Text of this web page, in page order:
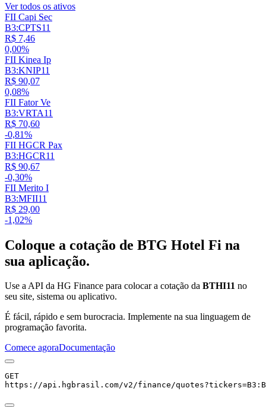
Ver todos os ativos
FII Capi Sec
B3:CPTS11
R$ 7,46
0,00%
FII Kinea Ip
B3:KNIP11
R$ 90,07
0,08%
FII Fator Ve
B3:VRTA11
R$ 70,60
-0,81%
FII HGCR Pax
B3:HGCR11
R$ 90,67
-0,30%
FII Merito I
B3:MFII11
R$ 29,00
-1,02%
Coloque a cotação de BTG Hotel Fi na
sua aplicação.
Use a API da HG Finance para colocar a cotação da BTHI11 no
seu site, sistema ou aplicativo.
É fácil, rápido e sem burocracia. Implemente na sua linguagem de
programação favorita.
Comece agoraDocumentação
GET
https://api.hgbrasil.com/v2/finance/quotes?tickers=